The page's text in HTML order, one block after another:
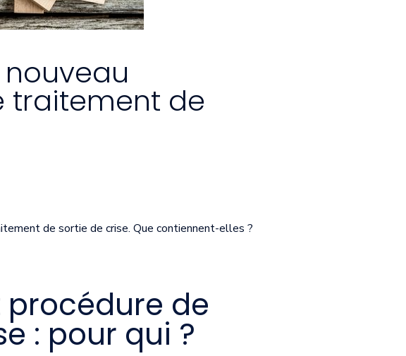
nouveau
traitement de
de sortie de crise. Que contiennent-elles ?
procédure de
: pour qui ?